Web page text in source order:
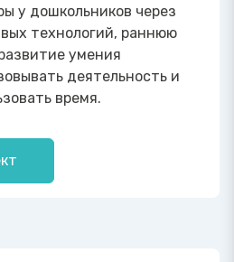
у дошкольников через
технологий, раннюю
умения
деятельность и
время.